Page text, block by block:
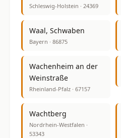
Schleswig-Holstein · 24369
Waal, Schwaben
Bayern · 86875
Wachenheim an der
Weinstraße
Rheinland-Pfalz · 67157
Wachtberg
Nordrhein-Westfalen ·
53343